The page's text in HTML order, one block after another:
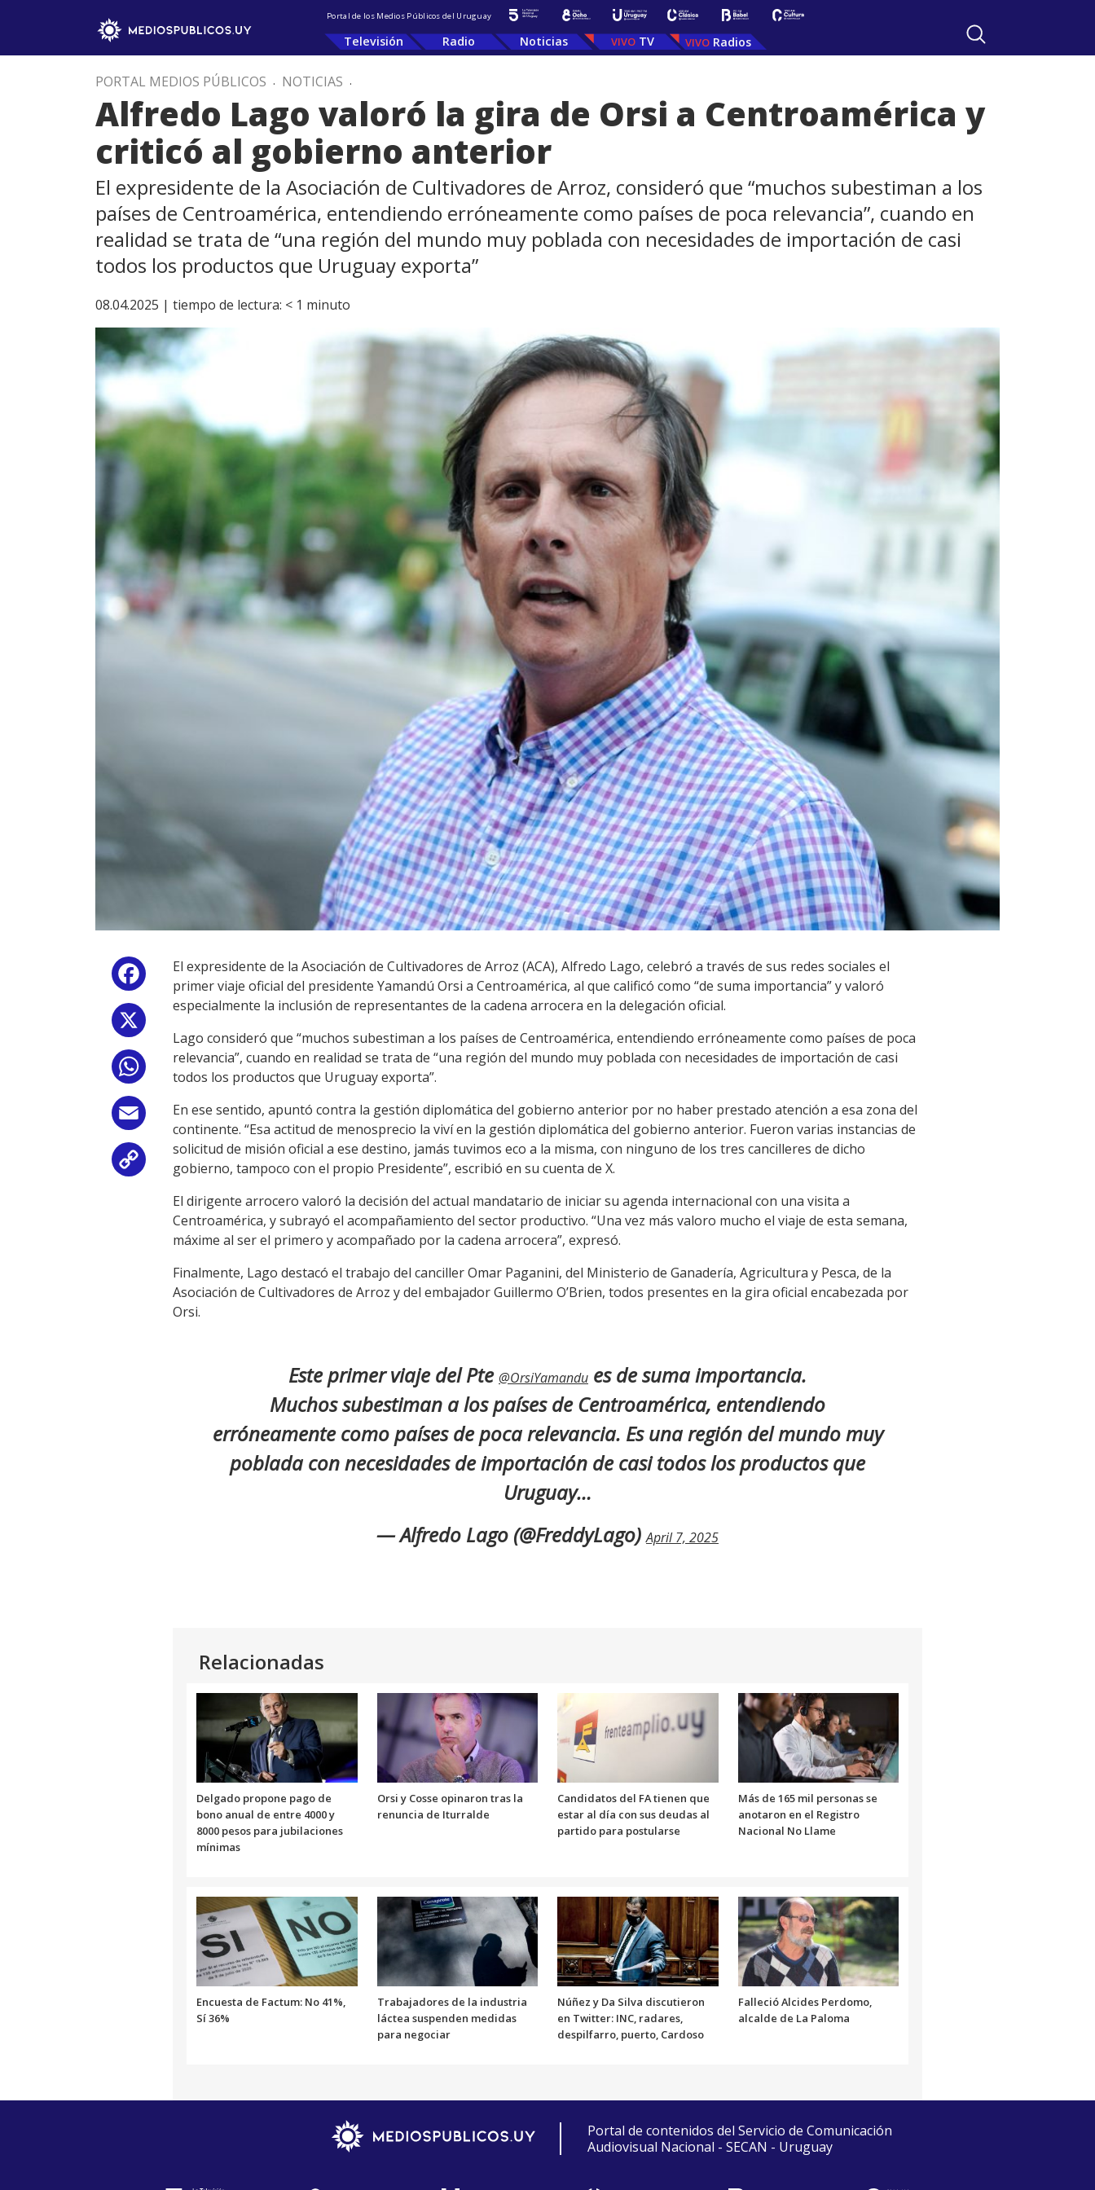
Portal de los Medios Públicos del Uruguay
Televisión Radio Noticias TV Radios
PORTAL MEDIOS PÚBLICOS . NOTICIAS .
Alfredo Lago valoró la gira de Orsi a Centroamérica y
criticó al gobierno anterior
El expresidente de la Asociación de Cultivadores de Arroz, consideró que “muchos subestiman a los
países de Centroamérica, entendiendo erróneamente como países de poca relevancia”, cuando en
realidad se trata de “una región del mundo muy poblada con necesidades de importación de casi
todos los productos que Uruguay exporta”
08.04.2025 | tiempo de lectura: < 1 minuto
Facebook
WhatsApp
Email
Copy
Link
El expresidente de la Asociación de Cultivadores de Arroz (ACA), Alfredo Lago, celebró a través de sus redes sociales el
primer viaje oficial del presidente Yamandú Orsi a Centroamérica, al que calificó como “de suma importancia” y valoró
especialmente la inclusión de representantes de la cadena arrocera en la delegación oficial.
Lago consideró que “muchos subestiman a los países de Centroamérica, entendiendo erróneamente como países de poca
relevancia”, cuando en realidad se trata de “una región del mundo muy poblada con necesidades de importación de casi
todos los productos que Uruguay exporta”.
En ese sentido, apuntó contra la gestión diplomática del gobierno anterior por no haber prestado atención a esa zona del
continente. “Esa actitud de menosprecio la viví en la gestión diplomática del gobierno anterior. Fueron varias instancias de
solicitud de misión oficial a ese destino, jamás tuvimos eco a la misma, con ninguno de los tres cancilleres de dicho
gobierno, tampoco con el propio Presidente”, escribió en su cuenta de X.
El dirigente arrocero valoró la decisión del actual mandatario de iniciar su agenda internacional con una visita a
Centroamérica, y subrayó el acompañamiento del sector productivo. “Una vez más valoro mucho el viaje de esta semana,
máxime al ser el primero y acompañado por la cadena arrocera”, expresó.
Finalmente, Lago destacó el trabajo del canciller Omar Paganini, del Ministerio de Ganadería, Agricultura y Pesca, de la
Asociación de Cultivadores de Arroz y del embajador Guillermo O’Brien, todos presentes en la gira oficial encabezada por
Orsi.
Este primer viaje del Pte @OrsiYamandu es de suma importancia.
Muchos subestiman a los países de Centroamérica, entendiendo
erróneamente como países de poca relevancia. Es una región del mundo muy
poblada con necesidades de importación de casi todos los productos que
Uruguay…
— Alfredo Lago (@FreddyLago)April 7, 2025
Relacionadas
Delgado propone pago de
bono anual de entre 4000 y
8000 pesos para jubilaciones
mínimas
Orsi y Cosse opinaron tras la
renuncia de Iturralde
Candidatos del FA tienen que
estar al día con sus deudas al
partido para postularse
Más de 165 mil personas se
anotaron en el Registro
Nacional No Llame
Encuesta de Factum: No 41%,
Sí 36%
Trabajadores de la industria
láctea suspenden medidas
para negociar
Núñez y Da Silva discutieron
en Twitter: INC, radares,
despilfarro, puerto, Cardoso
Falleció Alcides Perdomo,
alcalde de La Paloma
Portal de contenidos del Servicio de Comunicación
Audiovisual Nacional - SECAN - Uruguay